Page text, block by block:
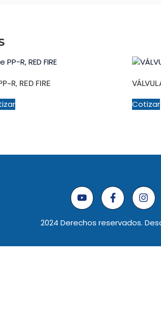
R, RED FIRE
Cotizar
2024 Derechos reservados.